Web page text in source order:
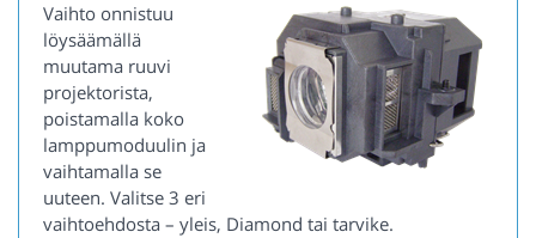
Vaihto onnistuu
löysäämällä
muutama ruuvi
projektorista,
poistamalla koko
lamppumoduulin ja
vaihtamalla se
uuteen. Valitse 3 eri
vaihtoehdosta – yleis, Diamond tai tarvike.